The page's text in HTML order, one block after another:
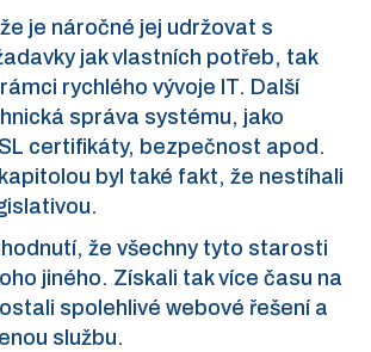
je náročné jej udržovat s
jak vlastních potřeb, tak
rychlého vývoje IT. Další
správa systému, jako
certifikáty, bezpečnost apod.
byl také fakt, že nestíhali
že všechny tyto starosti
jiného. Získali tak více času na
spolehlivé webové řešení a
službu.